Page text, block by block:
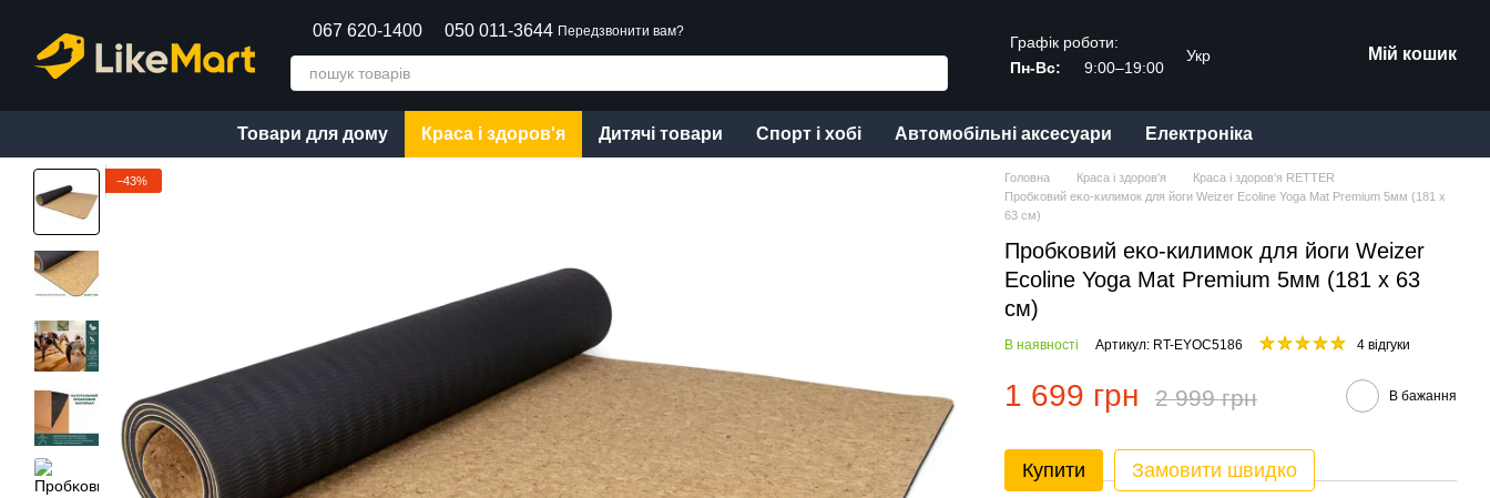
067 620-1400 050 011-3644 Передзвонити вам?
Графік роботи:
Пн-Вс:
9:00–19:00
Укр Мій кошик
Товари для дому Краса і здоров'я Дитячі товари Спорт і хобі Автомобільні аксесуари Електроніка
−43% Головна Краса і здоров'я
Краса і здоров'я RETTER
Пробĸовий еĸо-ĸилимок для йоги Weizer Ecoline Yoga Mat Premium 5мм (181 х
63 см)
Пробĸовий еĸо-ĸилимок для йоги Weizer
Ecoline Yoga Mat Premium 5мм (181 х 63
см)
В наявності Артикул: RT-EYOC5186 4 відгуки
1 699 грн 2 999 грн В бажання
Купити Замовити швидко